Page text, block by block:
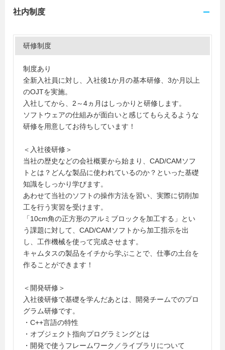
社内制度
研修制度
制度あり
全新入社員に対し、入社後1か月の基本研修、3か月以上
のOJTを実施。
入社してから、2～4ヵ月はしっかりと研修します。
ソフトウェアの仕組みが面白いと感じてもらえるような
研修を用意してお待ちしています！
＜入社後研修＞
当社の歴史などの会社概要から始まり、CAD/CAMソフ
トとは？どんな製品に使われているのか？といった基礎
知識をしっかり学びます。
あわせて当社のソフトの操作方法を習い、実際に切削加
工を行う実習を受けます。
「10cm角の正方形のアルミブロックを加工する」とい
う課題に対して、CAD/CAMソフトから加工指示を出
し、工作機械を使って完成させます。
キャムタスの製品をイチから学ぶことで、仕事の土台を
作ることができます！
＜開発研修＞
入社後研修で基礎を学んだあとは、開発チームでのプロ
グラム研修です。
・C++言語の特性
・オブジェクト指向プログラミングとは
・開発で使うフレームワーク／ライブラリについて